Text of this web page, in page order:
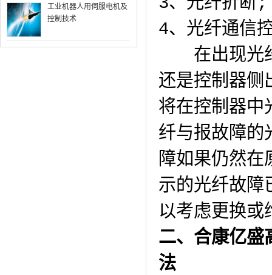
工业机器人用伺服电机及
控制技术
4、光纤通信
在出现光纤
还是控制器侧
将在控制器中
纤与报故障的
障如果仍然
示的光纤故障
以考虑更换
二、合康亿盛
法